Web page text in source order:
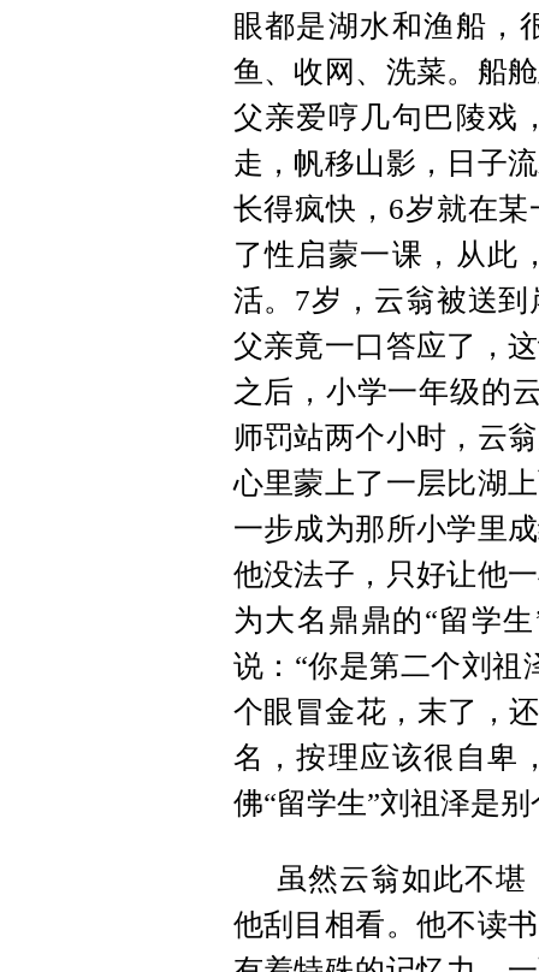
眼都是湖水和渔船，
鱼、收网、洗菜。船
父亲爱哼几句巴陵戏
走，帆移山影，日子
长得疯快，6岁就在
了性启蒙一课，从此
活。7岁，云翁被送
父亲竟一口答应了，
之后，小学一年级的
师罚站两个小时，云
心里蒙上了一层比湖
一步成为那所小学里
他没法子，只好让他
为大名鼎鼎的“留学
说：“你是第二个刘祖
个眼冒金花，末了，
名，按理应该很自卑
佛“留学生”刘祖泽是
虽然云翁如此不
他刮目相看。他不读